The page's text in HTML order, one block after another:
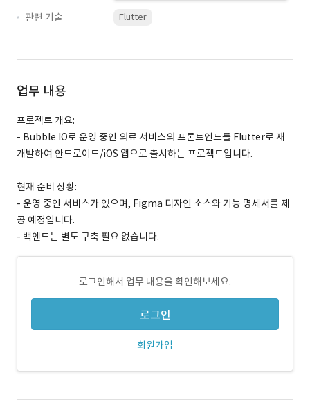
관련 기술
Flutter
업무 내용
프로젝트 개요:
- Bubble IO로 운영 중인 의료 서비스의 프론트엔드를 Flutter로 재
개발하여 안드로이드/iOS 앱으로 출시하는 프로젝트입니다.
현재 준비 상황:
- 운영 중인 서비스가 있으며, Figma 디자인 소스와 기능 명세서를 제
공 예정입니다.
- 백엔드는 별도 구축 필요 없습니다.
로그인해서 업무 내용을 확인해보세요.
로그인
회원가입